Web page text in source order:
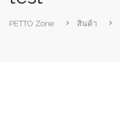
PETTO Zone สินค้า